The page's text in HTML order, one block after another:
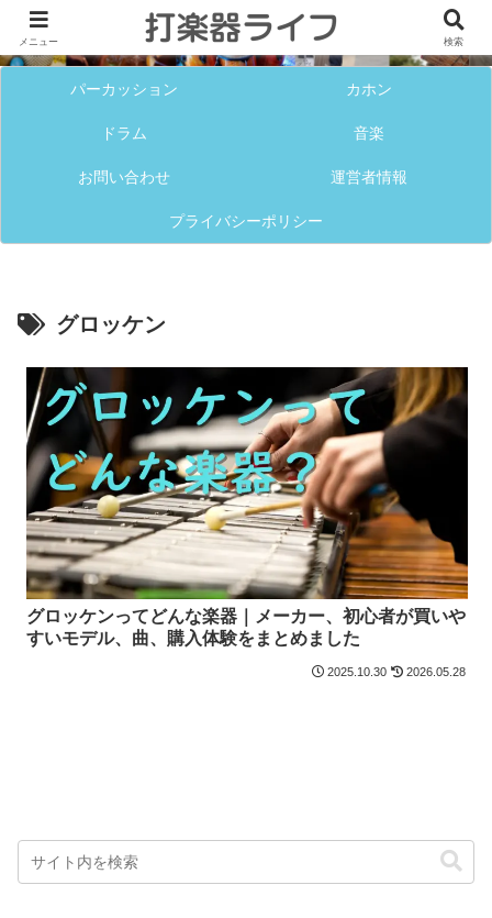
パーカッション カホン
ドラム 音楽
お問い合わせ 運営者情報
プライバシーポリシー
グロッケン
グロッケンってどんな楽器｜メーカー、初心者が買いや
すいモデル、曲、購入体験をまとめました
2025.10.30 2026.05.28
メニュー 検索